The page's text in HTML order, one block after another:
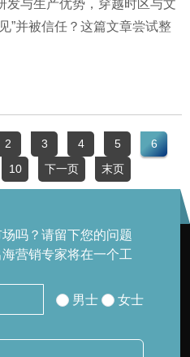
发与生产优势，穿越时区与文
”并被信任？这篇文章尝试整
2 3 4 5
6
10 下一页 末页
吗？请留下您的问题
营销专家将在一个工
男士
女士